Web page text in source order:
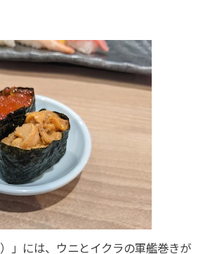
」には、ウニとイクラの軍艦巻きが